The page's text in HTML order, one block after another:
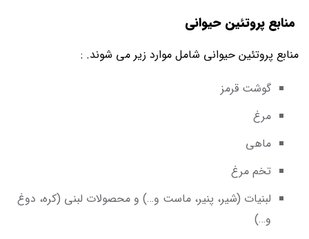
منابع پروتئین حیوانی
منابع پروتئین حیوانی شامل موارد زیر می ‌شوند. :
گوشت قرمز
مرغ
ماهی
تخم مرغ
لبنیات (شیر، پنیر، ماست و…) و محصولات لبنی (کره، دوغ
و…)